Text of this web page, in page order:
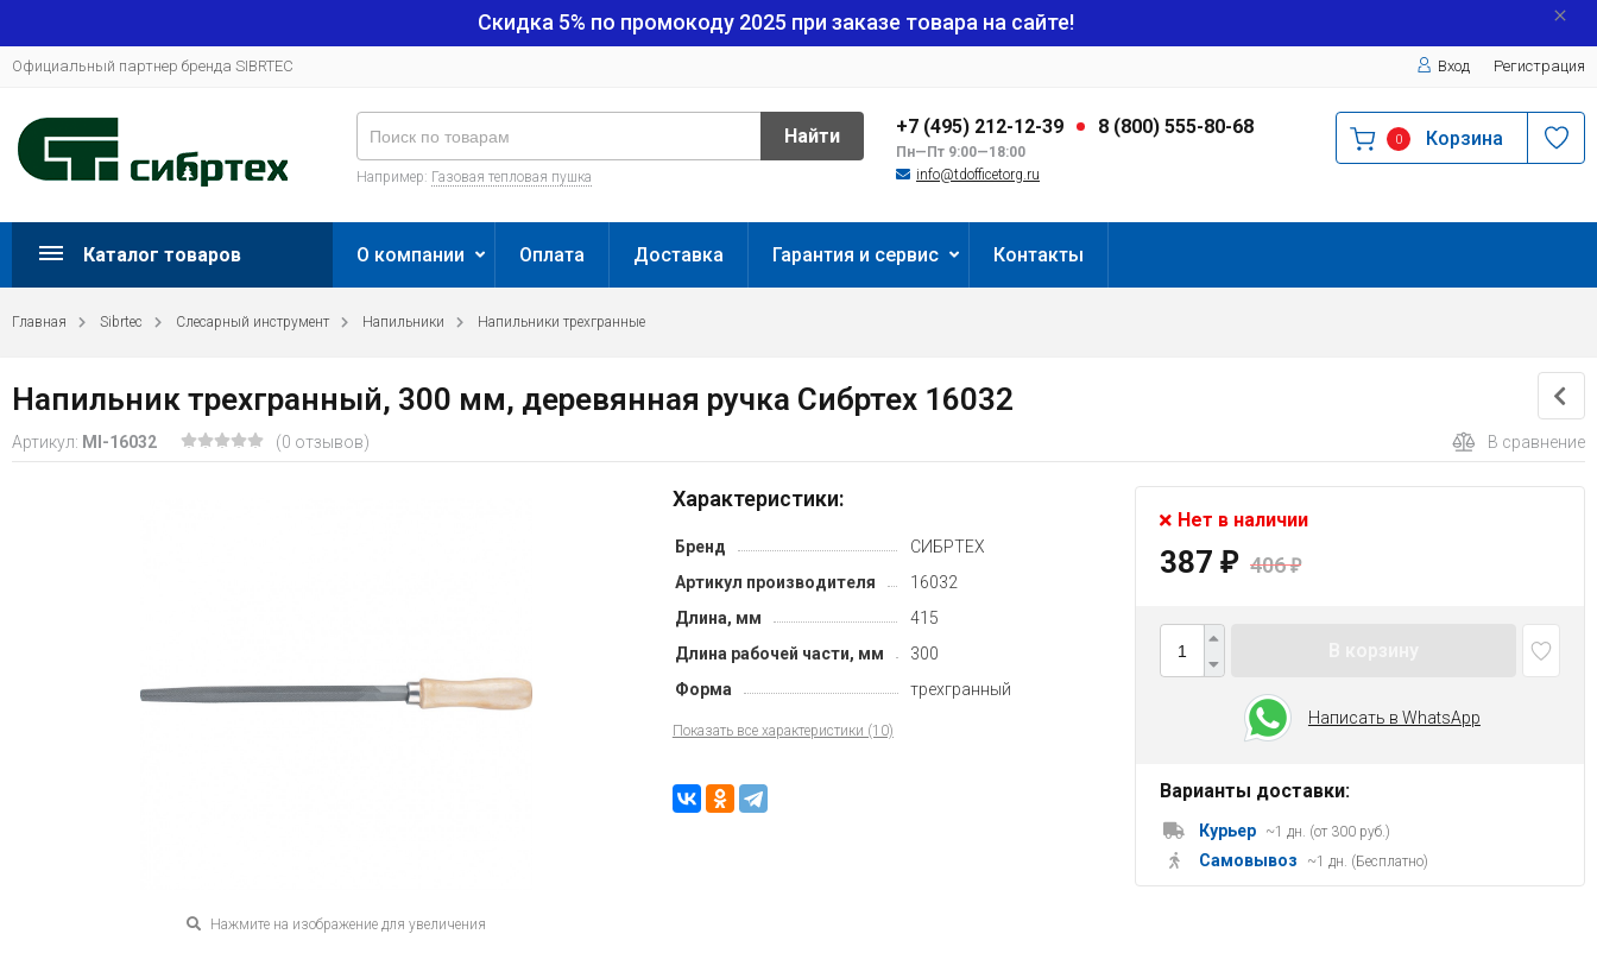
Скидка 5% по промокоду 2025 при заказе товара на сайте!
Официальный партнер бренда SIBRTEC Вход Регистрация
+7 (495) 212-12-39 8 (800) 555-80-68
Пн—Пт 9:00—18:00
info@tdofficetorg.ru
Найти
Например: Газовая тепловая пушка
0 Корзина
Каталог товаров О компании Оплата Доставка Гарантия и сервис Контакты
Главная Sibrtec Слесарный инструмент Напильники Напильники трехгранные
Напильник трехгранный, 300 мм, деревянная ручка Сибртех 16032
Артикул: MI-16032 (0 отзывов) В сравнение
Нажмите на изображение для увеличения
Характеристики:
Бренд
СИБРТЕХ
Артикул производителя
16032
Длина, мм
415
Длина рабочей части, мм
300
Форма
трехгранный
Показать все характеристики (10)
Нет в наличии
387 ₽ 406₽
Написать в WhatsApp
Варианты доставки:
Курьер ~1 дн. (от 300 руб.)
Самовывоз ~1 дн. (Бесплатно)